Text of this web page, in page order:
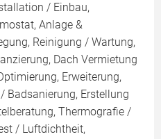
/ Einbau,
Anlage &
Reinigung / Wartung,
Dach Vermietung
Erweiterung,
Badsanierung, Erstellung
Thermografie /
/ Luftdichtheit,